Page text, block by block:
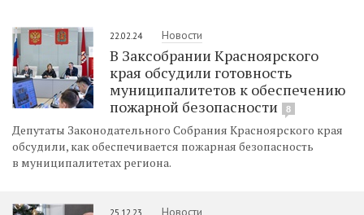
22.02.24 Новости
В Заксобрании Красноярского
края обсудили готовность
муниципалитетов к обеспечению
пожарной безопасности
8
Депутаты Законодательного Собрания Красноярского края
обсудили, как обеспечивается пожарная безопасность
в муниципалитетах региона.
25.12.23 Новости